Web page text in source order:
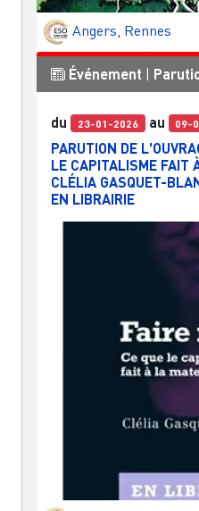
Angers Rennes
Événement
du 23-01-2026 au 09-
PARUTION DE
LE CAPITALISME FAIT
CLÉLIA GASQUET-
EN LIBRAIRIE